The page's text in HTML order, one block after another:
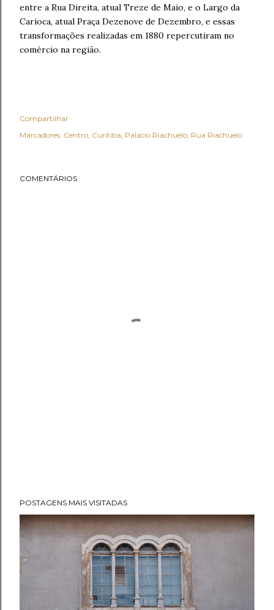
entre a Rua Direita, atual Treze de Maio, e o Largo da
Carioca, atual Praça Dezenove de Dezembro, e essas
transformações realizadas em 1880 repercutiram no
comércio na região.
Compartilhar
Marcadores: Centro Curitiba Palácio Riachuelo Rua Riachuelo
COMENTÁRIOS
POSTAGENS MAIS VISITADAS